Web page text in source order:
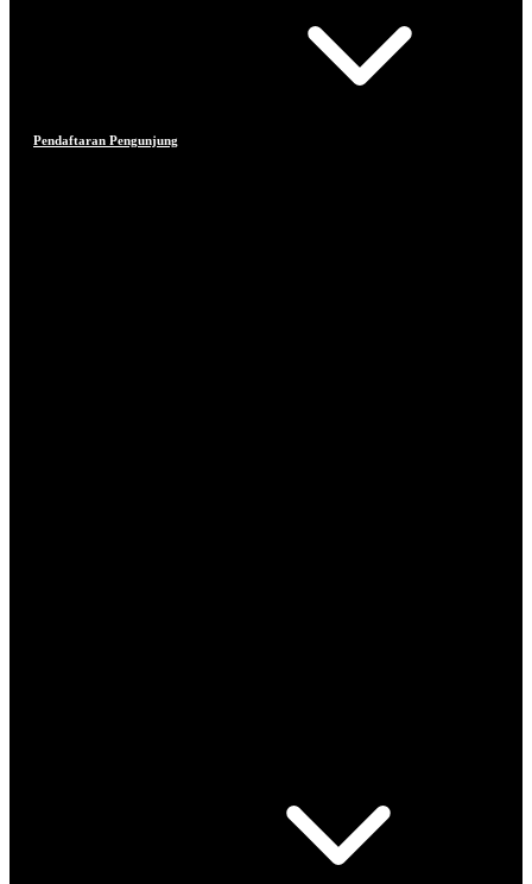
Pendaftaran Pengunjung